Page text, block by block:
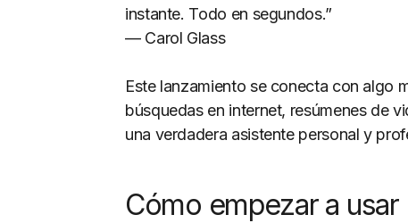
instante. Todo en segundos.”
— Carol Glass
Este lanzamiento se conecta con algo
búsquedas en internet, resúmenes de
una verdadera asistente personal y
Cómo empezar a usar